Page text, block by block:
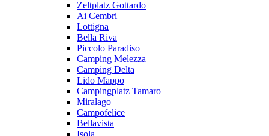
Zeltplatz Gottardo
Ai Cembri
Lottigna
Bella Riva
Piccolo Paradiso
Camping Melezza
Camping Delta
Lido Mappo
Campingplatz Tamaro
Miralago
Campofelice
Bellavista
Isola